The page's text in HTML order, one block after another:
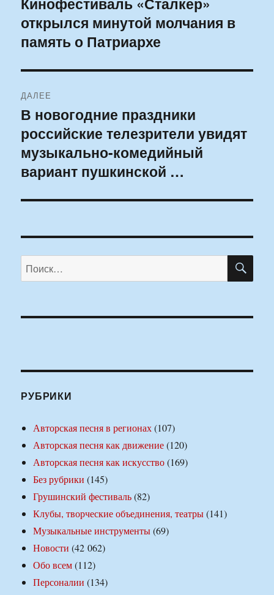
записям
запись:
открылся минутой молчания в
память о Патриархе
ДАЛЕЕ
Следующая
запись:
В новогодние праздники
российские телезрители увидят
музыкально-комедийный
вариант пушкинской …
Искать:
РУБРИКИ
Авторская песня в регионах(107)
Авторская песня как движение(120)
Авторская песня как искусство(169)
Без рубрики (145)
Грушинский фестиваль(82)
Клубы, творческие объединения, театры(141)
Музыкальные инструменты(69)
Новости (42 062)
Обо всем(112)
Персоналии (134)